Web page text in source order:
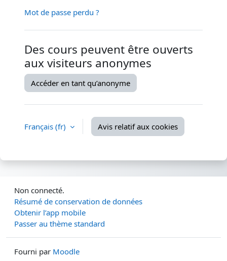
Mot de passe perdu ?
Des cours peuvent être ouverts
aux visiteurs anonymes
Accéder en tant qu’anonyme
Français ‎(fr)‎ Avis relatif aux cookies
Non connecté.
Résumé de conservation de données
Obtenir l’app mobile
Passer au thème standard
Fourni par Moodle